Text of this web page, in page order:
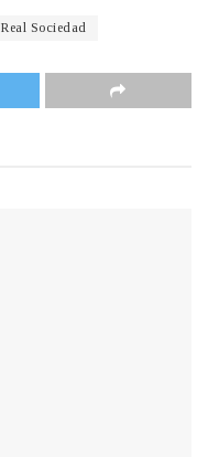
Real Sociedad